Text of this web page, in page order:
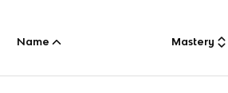
Name Mastery